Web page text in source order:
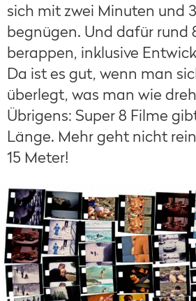
sich mit zwei Minuten und
begnügen. Und dafür rund
berappen, inklusive
Da ist es gut, wenn man
überlegt, was man wie
Übrigens: Super 8 Filme
Länge. Mehr geht nicht
15 Meter!